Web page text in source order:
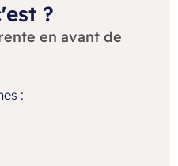
?
en avant de
: